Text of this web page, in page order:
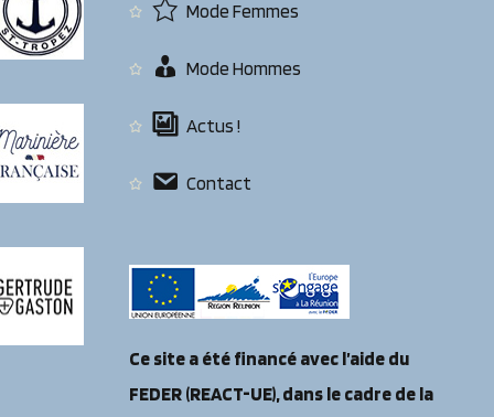
Mode Femmes
Mode Hommes
Actus !
Contact
Ce site a été financé avec l’aide du
FEDER (REACT-UE), dans le cadre de la